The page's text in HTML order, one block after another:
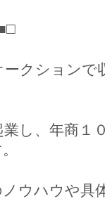
クションで
し、年商１
ウハウや具